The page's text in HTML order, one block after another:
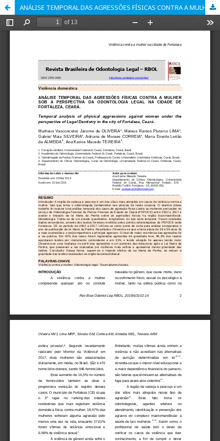
ANÁLISE TEMPORAL DAS AGRESSÕES FÍSICAS CONTRA A MULHER SOB A PERSPECTIVA DA ODONTOLOGIA LEGAL NA CIDADE DE FORTALEZA, CEARÁ